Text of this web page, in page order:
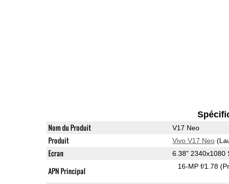
Nom du Produit V17 Neo
Produit Vivo V17 Neo
Ecran 6.38" 2340x1080
APN Principal 16-MP f/1.78